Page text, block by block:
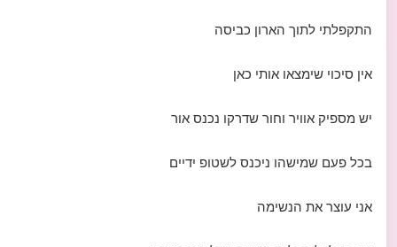
התקפלתי לתוך הארון כביסה
אין סיכוי שימצאו אותי כאן
יש מספיק אוויר וחור שדרקו נכנס אור
בכל פעם שמישהו ניכנס לשטופ ידיים
אני עוצר את הנשימה